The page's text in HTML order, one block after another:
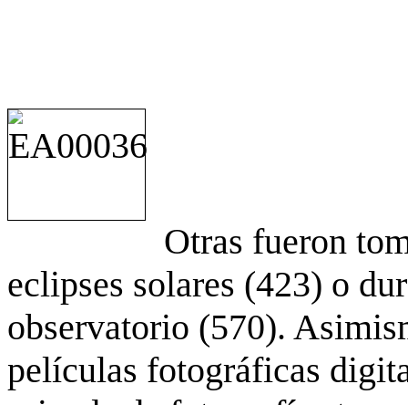
Otras fueron
eclipses solares (423) o
observatorio (570).
películas fotográficas